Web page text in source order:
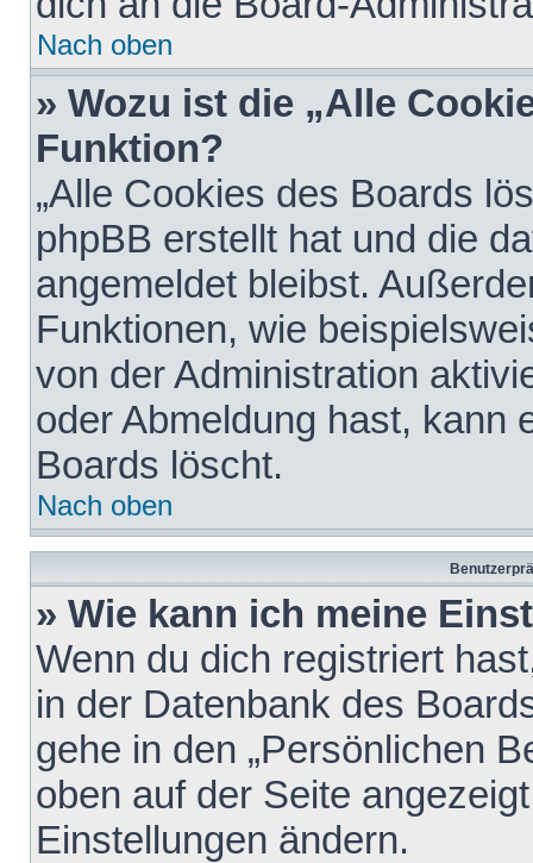
Nach oben
» Wozu ist die „Alle
Funktion?
„Alle Cookies des Boards
phpBB erstellt hat und die
angemeldet bleibst.
Funktionen, wie
von der Administration
oder Abmeldung hast, kann
Boards löscht.
Nach oben
» Wie kann ich meine
Wenn du dich registriert
in der Datenbank des
gehe in den „Persönlichen
oben auf der Seite
Einstellungen ändern.